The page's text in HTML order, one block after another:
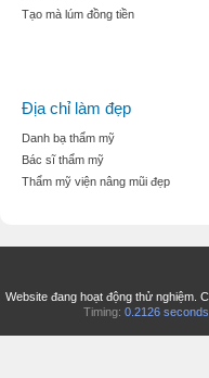
Tạo mà lúm đồng tiền
Địa chỉ làm đẹp
Danh bạ thẩm mỹ
Bác sĩ thẩm mỹ
Thẩm mỹ viện nâng mũi đẹp
Website đang hoạt động thử nghiệm.
Timing: 0.2126 seconds